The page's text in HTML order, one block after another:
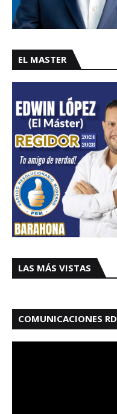
EL MASTER
LAS MÁS VISTAS
COMUNICACIONES RD